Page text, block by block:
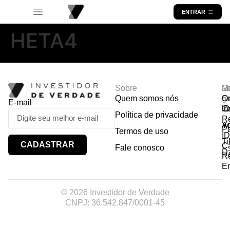
ENTRAR
HETA4
E-mail
CADASTRAR
Sobre
Quem somos nós
Política de privacidade
Termos de uso
Fale conosco
© 2026 Investidor de Verdade
CNPJ: 36.542.847/0001-45